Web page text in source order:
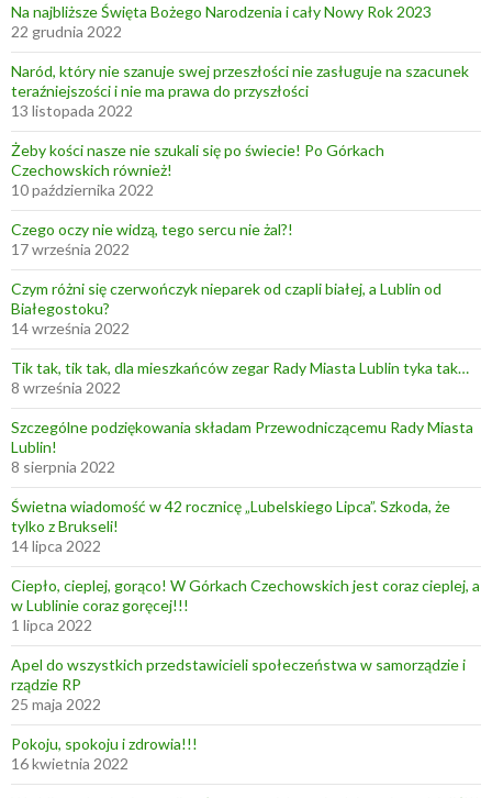
Na najbliższe Święta Bożego Narodzenia i cały Nowy Rok 2023
22 grudnia 2022
Naród, który nie szanuje swej przeszłości nie zasługuje na szacunek
teraźniejszości i nie ma prawa do przyszłości
13 listopada 2022
Żeby kości nasze nie szukali się po świecie! Po Górkach
Czechowskich również!
10 października 2022
Czego oczy nie widzą, tego sercu nie żal?!
17 września 2022
Czym różni się czerwończyk nieparek od czapli białej, a Lublin od
Białegostoku?
14 września 2022
Tik tak, tik tak, dla mieszkańców zegar Rady Miasta Lublin tyka tak…
8 września 2022
Szczególne podziękowania składam Przewodniczącemu Rady Miasta
Lublin!
8 sierpnia 2022
Świetna wiadomość w 42 rocznicę „Lubelskiego Lipca”. Szkoda, że
tylko z Brukseli!
14 lipca 2022
Ciepło, cieplej, gorąco! W Górkach Czechowskich jest coraz cieplej, a
w Lublinie coraz goręcej!!!
1 lipca 2022
Apel do wszystkich przedstawicieli społeczeństwa w samorządzie i
rządzie RP
25 maja 2022
Pokoju, spokoju i zdrowia!!!
16 kwietnia 2022